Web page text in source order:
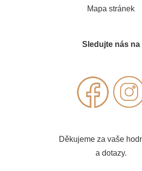
Mapa stránek
Sledujte nás na
Děkujeme za vaše
a dotazy.